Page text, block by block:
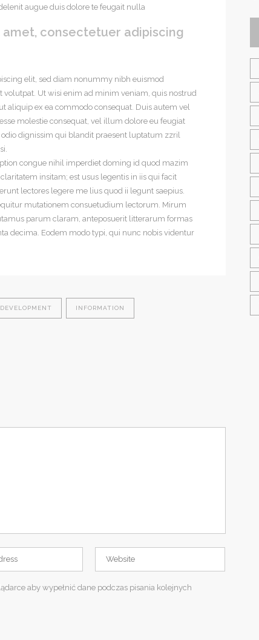
augue duis dolore te feugait nulla
consectetuer adipiscing
elit, sed diam nonummy nibh euismod
Ut wisi enim ad minim veniam, quis nostrud
aliquip ex ea commodo consequat. Duis autem vel
molestie consequat, vel illum dolore eu feugiat
dignissim qui blandit praesent luptatum zzril
congue nihil imperdiet doming id quod mazim
insitam; est usus legentis in iis qui facit
lectores legere me lius quod ii legunt saepius.
mutationem consuetudium lectorum. Mirum
parum claram, anteposuerit litterarum formas
decima. Eodem modo typi, qui nunc nobis videntur
DEVELOPMENT INFORMATION
aby wypełnić dane podczas pisania kolejnych